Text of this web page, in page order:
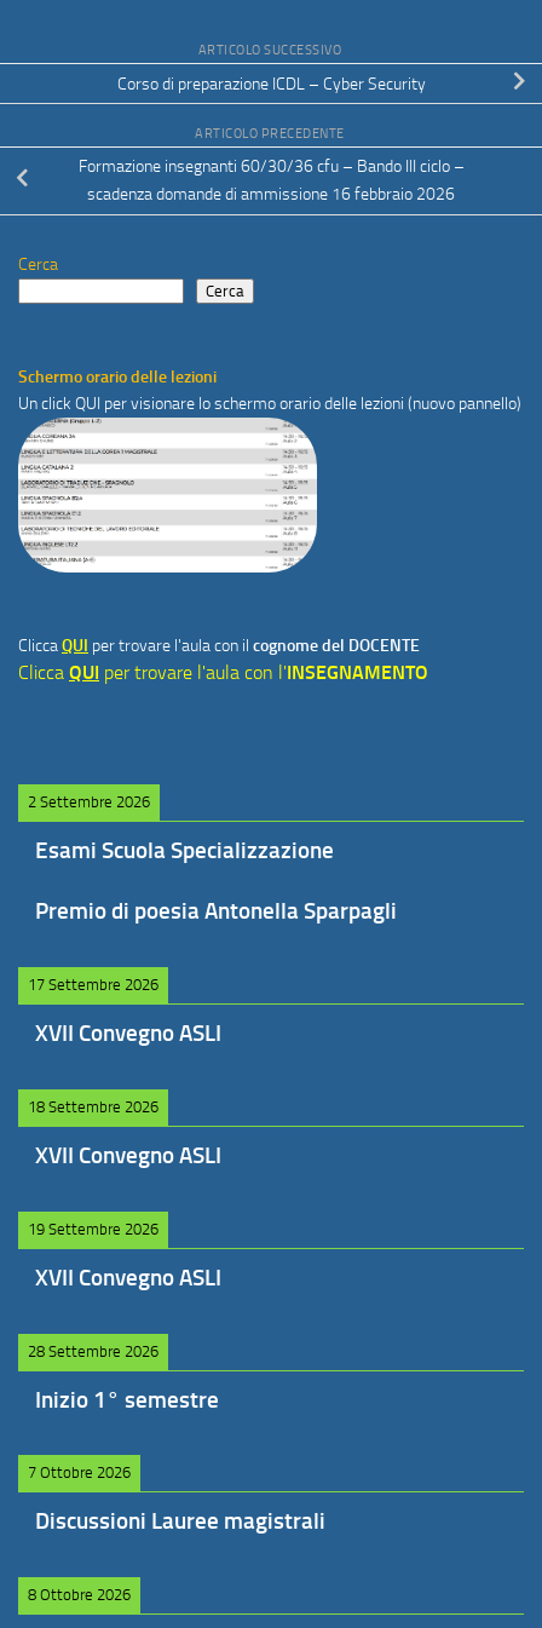
ARTICOLO SUCCESSIVO
Corso di preparazione ICDL – Cyber Security
ARTICOLO PRECEDENTE
Formazione insegnanti 60/30/36 cfu – Bando III ciclo –
scadenza domande di ammissione 16 febbraio 2026
Cerca
Cerca
Schermo orario delle lezioni
Un click QUI per visionare lo schermo orario delle lezioni (nuovo pannello)
CliccaQUI per trovare l'aula con il cognome del DOCENTE
Clicca QUI per trovare l'aula con l'INSEGNAMENTO
2 Settembre 2026
Esami Scuola Specializzazione
Premio di poesia Antonella Sparpagli
17 Settembre 2026
XVII Convegno ASLI
18 Settembre 2026
XVII Convegno ASLI
19 Settembre 2026
XVII Convegno ASLI
28 Settembre 2026
Inizio 1° semestre
7 Ottobre 2026
Discussioni Lauree magistrali
8 Ottobre 2026